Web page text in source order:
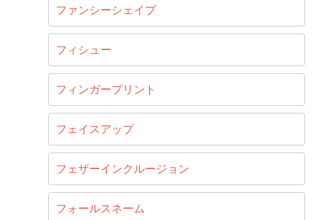
ファンシーシェイプ
フィシュー
フィンガープリント
フェイスアップ
フェザーインクルージョン
フォールスネーム